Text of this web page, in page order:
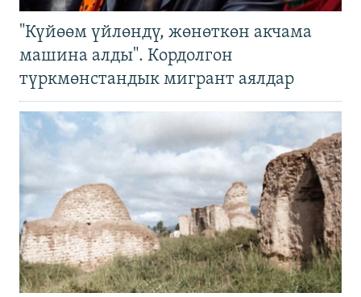
"Күйөөм үйлөндү, жөнөткөн акчама
машина алды". Кордолгон
түркмөнстандык мигрант аялдар